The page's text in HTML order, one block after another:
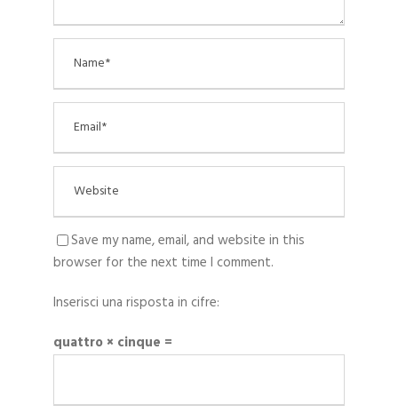
Save my name, email, and website in this
browser for the next time I comment.
Inserisci una risposta in cifre:
quattro × cinque =